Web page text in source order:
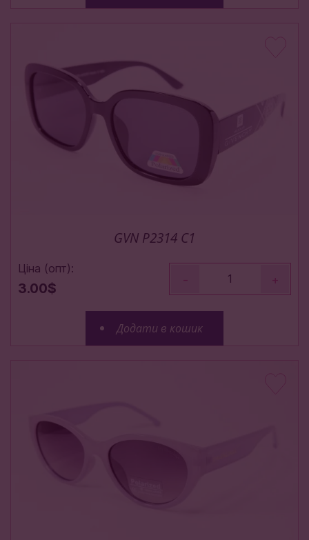
GVN P2314 C1
Ціна (опт):
3.00$
- +
Додати в кошик